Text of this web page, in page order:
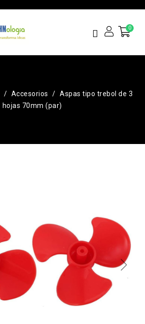
Accesorios
Aspas tipo trebol de 3
hojas 70mm (par)